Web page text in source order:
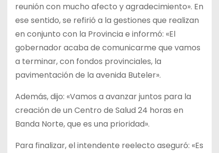
reunión con mucho afecto y agradecimiento». En
ese sentido, se refirió a la gestiones que realizan
en conjunto con la Provincia e informó: «El
gobernador acaba de comunicarme que vamos
a terminar, con fondos provinciales, la
pavimentación de la avenida Buteler».
Además, dijo: «Vamos a avanzar juntos para la
creación de un Centro de Salud 24 horas en
Banda Norte, que es una prioridad».
Para finalizar, el intendente reelecto aseguró: «Es